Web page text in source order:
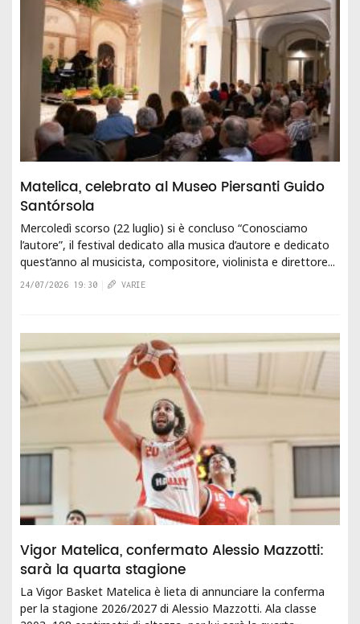
Matelica, celebrato al Museo Piersanti Guido
Santórsola
Mercoledì scorso (22 luglio) si è concluso “Conosciamo
l’autore”, il festival dedicato alla musica d’autore e dedicato
quest’anno al musicista, compositore, violinista e direttore...
24/07/2026 19:30 VARIE
Vigor Matelica, confermato Alessio Mazzotti:
sarà la quarta stagione
La Vigor Basket Matelica è lieta di annunciare la conferma
per la stagione 2026/2027 di Alessio Mazzotti. Ala classe